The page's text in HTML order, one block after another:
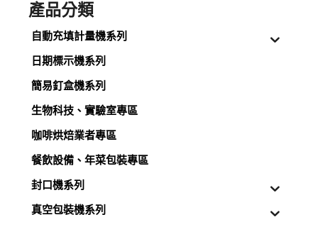
產品分類
自動充填計量機系列
日期標示機系列
簡易釘盒機系列
生物科技、實驗室專區
咖啡烘焙業者專區
餐飲設備、年菜包裝專區
封口機系列
真空包裝機系列